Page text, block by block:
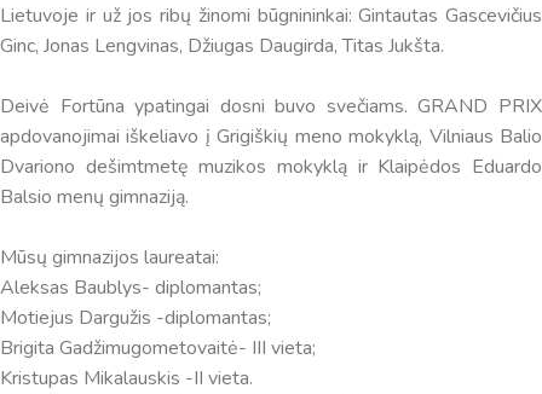
Lietuvoje ir už jos ribų žinomi būgnininkai: Gintautas Gascevičius
Ginc, Jonas Lengvinas, Džiugas Daugirda, Titas Jukšta.
Deivė Fortūna ypatingai dosni buvo svečiams. GRAND PRIX
apdovanojimai iškeliavo į Grigiškių meno mokyklą, Vilniaus Balio
Dvariono dešimtmetę muzikos mokyklą ir Klaipėdos Eduardo
Balsio menų gimnaziją.
Mūsų gimnazijos laureatai:
Aleksas Baublys- diplomantas;
Motiejus Dargužis -diplomantas;
Brigita Gadžimugometovaitė- III vieta;
Kristupas Mikalauskis -II vieta.
Virtualus asistentas
Sveiki! Taip, aš esu virtualus. Tačiau dirbtinis intelektas
suteikia man galimybę ne tik analizuoti Jūsų klausimą, bet
dar tobulai atsimenu visą šioje svetainėje pateiktą